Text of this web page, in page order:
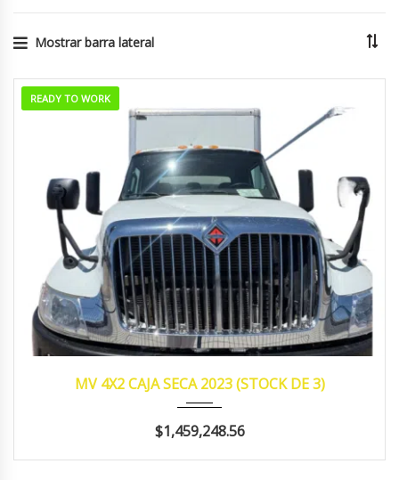
Mostrar barra lateral
READY TO WORK
MV 4X2 CAJA SECA 2023 (STOCK DE 3)
$1,459,248.56